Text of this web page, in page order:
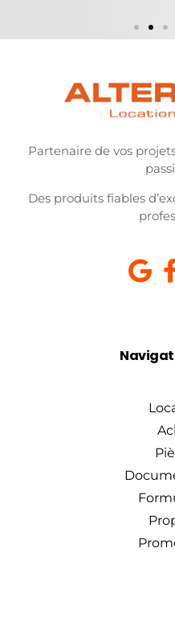
Partenaire de vos
Des produits fiables